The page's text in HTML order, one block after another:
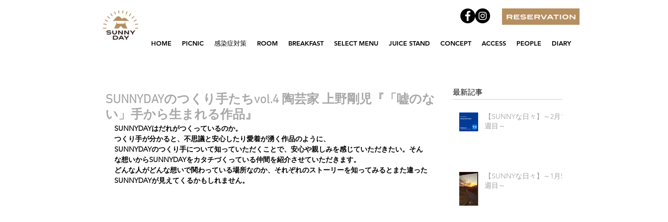
HOME PICNIC 感染症対策 ROOM BREAKFAST SELECT MENU JUICE STAND CONCEPT ACCESS PEOPLE DIARY
SUNNYDAYのつくり手たちvol.4 陶芸家 上野剛児『「嘘のな
い」手から生まれる作品』
SUNNYDAYはだれがつくっているのか。
つくり手が分かると、不思議と安心したり愛着が湧く作品のように、
SUNNYDAYのつくり手について知っていただくことで、安心や親しみを感じていただきたい。そん
な想いからSUNNYDAYをカタチづくっている仲間を紹介させていただきます。
どんな人がどんな想いで関わっている場所なのか、それぞれのストーリーを知ってみるとまた違った
SUNNYDAYが見えてくるかもしれません。
最新記事
【SUNNYな日々】～2月1
週目～
【SUNNYな日々】～1月5
週目～